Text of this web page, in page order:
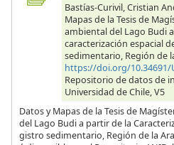
Bastías-Curivil, Cristian
Mapas de la Tesis de
ambiental del Lago Budi
caracterización espacial
sedimentario, Región de
https://doi.org/10.34691/
Repositorio de datos de
Universidad de Chile, V5
Datos y Mapas de la Tesis de
del Lago Budi a partir de la
gistro sedimentario, Región de la